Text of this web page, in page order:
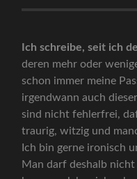
Ich schreibe, seit ich
deren mehr oder
schon immer meine
irgendwann auch
sind nicht fehlerfrei,
traurig, witzig und
Ich bin gerne ironisch
Man darf deshalb